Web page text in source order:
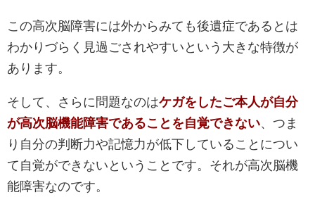
この高次脳障害には外からみても後遺症であるとは
わかりづらく見過ごされやすいという大きな特徴が
あります。
そして、さらに問題なのはケガをしたご本人が自分
が高次脳機能障害であることを自覚できない、つま
り自分の判断力や記憶力が低下していることについ
て自覚ができないということです。それが高次脳機
能障害なのです。